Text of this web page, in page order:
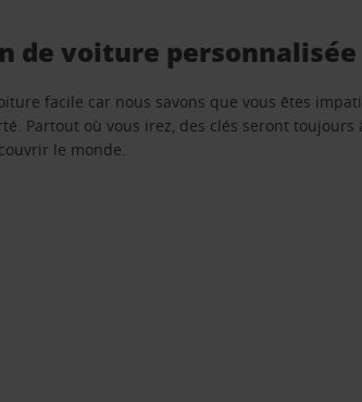
de voiture personnalisée
facile car nous savons que vous êtes
Partout où vous irez, des clés seront toujours
le monde.